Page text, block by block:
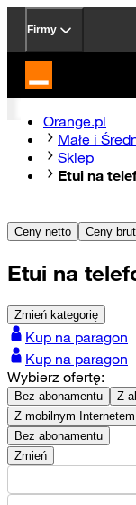
Firmy
Strona główna
Orange.pl
Małe i
Sklep
Etui na
Ceny netto Ceny
Etui na
Zmień kategorię
Kup na paragon
Kup na paragon
Wybierz ofertę:
Bez abonamentu
Z
Z mobilnym
Bez abonamentu
Zmień